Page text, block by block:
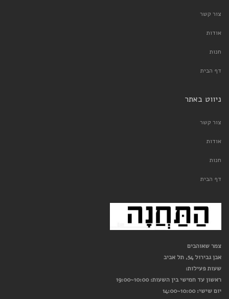
צור קשר
אודות
חנות
דף הבית
ניווט באתר
צור קשר
אודות
חנות
דף הבית
צמר שאוהבים
אבן גבירול 54, תל אביב
שעות פעילות:
ראשון עד חמישי בין השעות: 10:00~19:00
יום שישי: 10:00~14:00